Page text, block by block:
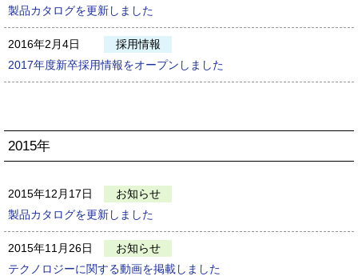
製品カタログを更新しました
2016年2月4日
採用情報
2017年度新卒採用情報をオープンしました
2015年
2015年12月17日
お知らせ
製品カタログを更新しました
2015年11月26日
お知らせ
テクノロジーに関する動画を掲載しました